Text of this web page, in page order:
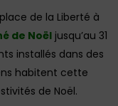
de la Liberté à
de Noël jusqu’au 31
installés dans des
habitent cette
de Noël.